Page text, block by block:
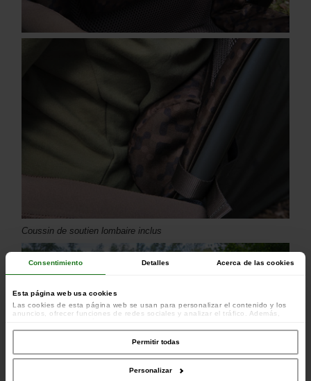
Consentimiento Detalles Acerca de las cookies
Esta página web usa cookies
Las cookies de esta página web se usan para personalizar el contenido y los
anuncios, ofrecer funciones de redes sociales y analizar el tráfico. Además,
colaboradores de redes sociales, publicidad y análisis web, quienes pueden
combinarla con otra información que les haya proporcionado o que hayan
recopilado a partir del uso que haya hecho de sus servicios.
Permitir todas
Personalizar
Coussin de soutien lombaire inclus